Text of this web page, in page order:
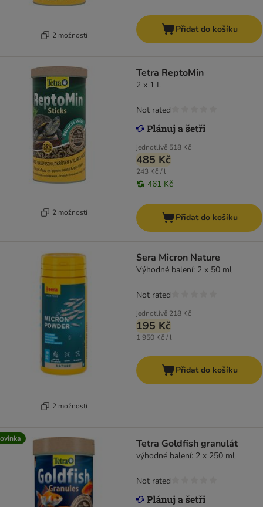
2 možností
Přidat do košíku
2 možností
Tetra ReptoMin
2 x 1 L
jednotlivě 518 Kč
485 Kč
243 Kč / l
461 Kč
Not rated
Přidat do košíku
2 možností
Sera Micron Nature
Výhodné balení: 2 x 50 ml
jednotlivě 218 Kč
195 Kč
1 950 Kč / l
Not rated
Přidat do košíku
Tetra Goldfish granulát
výhodné balení: 2 x 250 ml
Not rated